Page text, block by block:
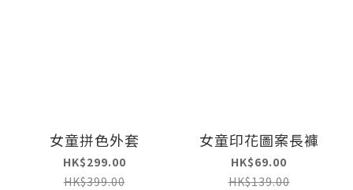
女童拼色外套
HK$299.00
HK$399.00
女童印花圖案長褲
HK$69.00
HK$139.00